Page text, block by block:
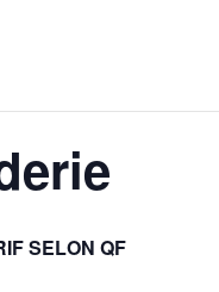
SELON QF